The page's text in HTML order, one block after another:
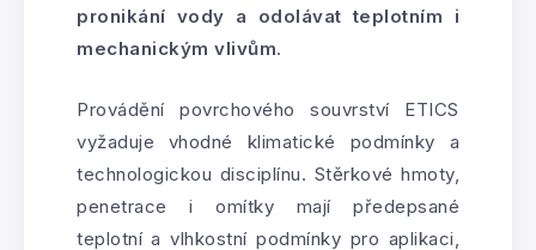
pronikání vody a odolávat teplotním i
mechanickým vlivům.
Provádění povrchového souvrství ETICS
vyžaduje vhodné klimatické podmínky a
technologickou disciplínu. Stěrkové hmoty,
penetrace i omítky mají předepsané
teplotní a vlhkostní podmínky pro aplikaci,